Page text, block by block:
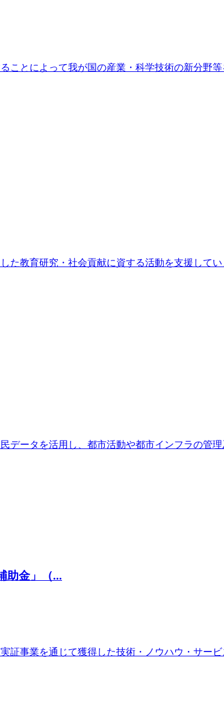
ことによって我が国の産業・科学技術の新分野
教育研究・社会貢献に資する活動を支援してい
データを活用し、都市活動や都市インフラの管
助金」（...
事業を通じて獲得した技術・ノウハウ・サー